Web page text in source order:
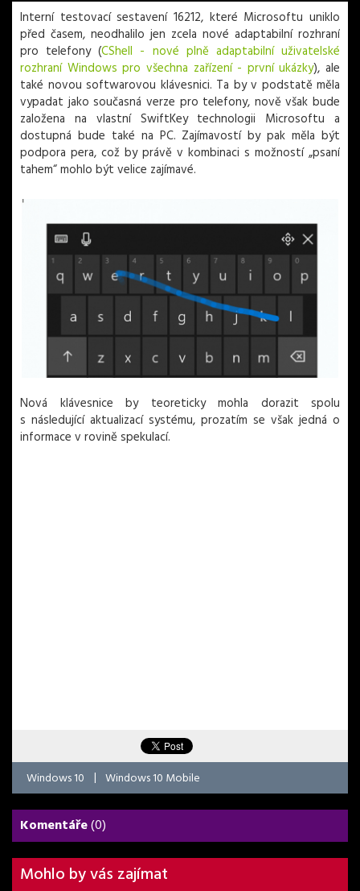
Interní testovací sestavení 16212, které Microsoftu uniklo
před časem, neodhalilo jen zcela nové adaptabilní rozhraní
pro telefony (CShell - nové plně adaptabilní uživatelské
rozhraní Windows pro všechna zařízení - první ukázky), ale
také novou softwarovou klávesnici. Ta by v podstatě měla
vypadat jako současná verze pro telefony, nově však bude
založena na vlastní SwiftKey technologii Microsoftu a
dostupná bude také na PC. Zajímavostí by pak měla být
podpora pera, což by právě v kombinaci s možností „psaní
tahem“ mohlo být velice zajímavé.
Nová klávesnice by teoreticky mohla dorazit spolu
s následující aktualizací systému, prozatím se však jedná o
informace v rovině spekulací.
Windows 10 | Windows 10 Mobile
Komentáře(0)
Mohlo by vás zajímat